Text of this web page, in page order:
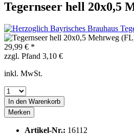
Tegernseer hell 20x0,5
29,99 € *
zzgl. Pfand 3,10 €
inkl. MwSt.
In den Warenkorb
Merken
Artikel-Nr.: 16112